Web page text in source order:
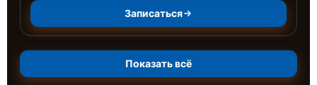
Записаться
Показать всё